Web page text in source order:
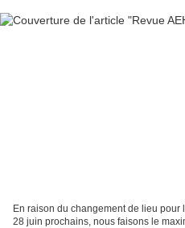
En raison du changement de lieu
28 juin prochains, nous faisons le